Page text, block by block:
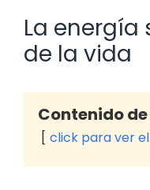
La energía
de la vida
Contenido
click para ver